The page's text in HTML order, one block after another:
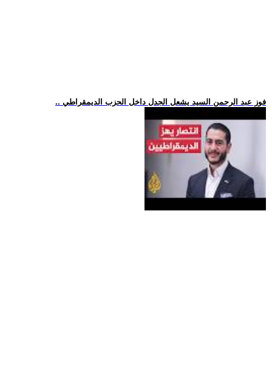
.. فوز عبد الرحمن السيد يشعل الجدل داخل الحزب الديمقراطي